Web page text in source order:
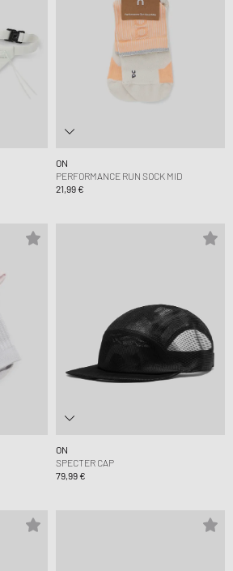
ON
PERFORMANCE RUN SOCK MID
21,99 €
ON
SPECTER CAP
79,99 €